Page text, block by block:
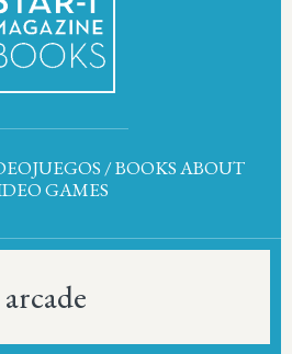
/ BOOKS ABOUT
GAMES
arcade